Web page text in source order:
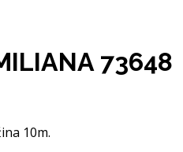
73648
10m.